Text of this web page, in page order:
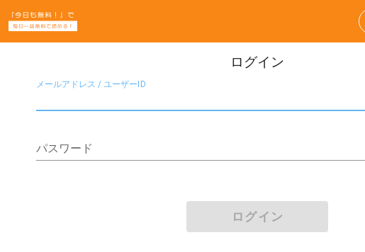
ログイン
メールアドレス / ユーザーID
パスワード
ログイン